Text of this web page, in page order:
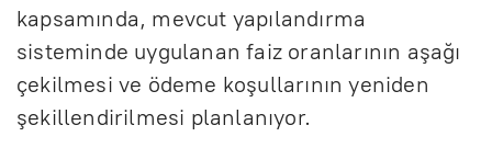
kapsamında, mevcut yapılandırma
sisteminde uygulanan faiz oranlarının aşağı
çekilmesi ve ödeme koşullarının yeniden
şekillendirilmesi planlanıyor.